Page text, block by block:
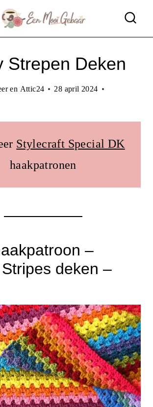
Strepen Deken
en Attic24
28 april 2024
Stylecraft Special DK
haakpatronen
–
deken –